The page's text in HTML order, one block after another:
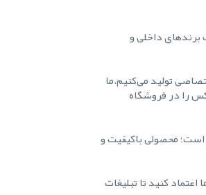
داخلی و
تولید می‌کنیم.ما
را در فروشگاه
محصولی باکیفیت و
کنید تا تبلیغات